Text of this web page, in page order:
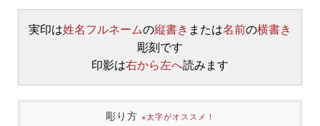
実印は姓名フルネームの縦書き または名前の横書き
彫刻です
印影は右から左へ読みます
彫り方 ※太字がオススメ！